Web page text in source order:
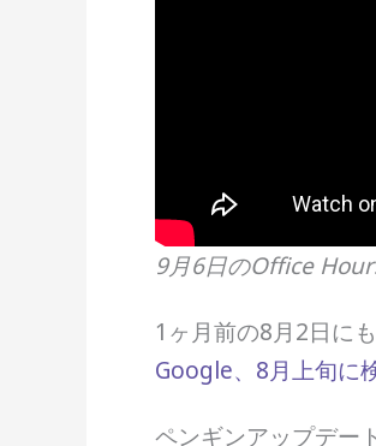
9月6日のOffice
1ヶ月前の8月2日に
Google、8月上旬に
ペンギンアップデー